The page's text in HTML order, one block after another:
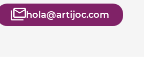
hola@artijoc.com